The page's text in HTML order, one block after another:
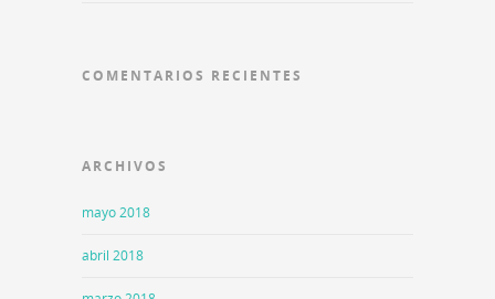
COMENTARIOS RECIENTES
ARCHIVOS
mayo 2018
abril 2018